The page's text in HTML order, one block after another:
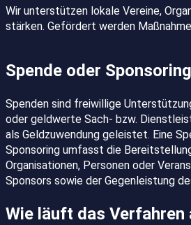
Wir unterstützen lokale Vereine,
stärken. Gefördert werden
Spende oder
Spenden sind freiwillige
oder geldwerte Sach- bzw.
als Geldzuwendung geleistet. Eine
Sponsoring umfasst die
Organisationen, Personen oder
Sponsors sowie der Gegenleistung
Wie läuft das Verfahren